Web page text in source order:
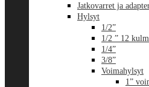
Jatkovarret ja
Hylsyt
1/2”
1/2 ” 12
1/4”
3/8”
Voimahylsyt
1”